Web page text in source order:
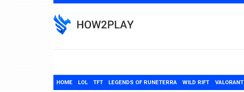
to
content
HOME LOL TFT LEGENDS OF RUNETERRA WILD RIFT VALORANT